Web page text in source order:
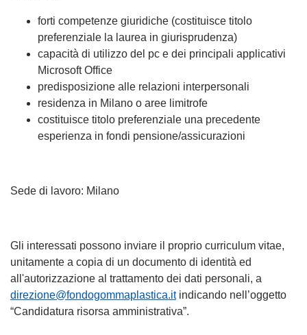
forti competenze giuridiche (costituisce titolo
preferenziale la laurea in giurisprudenza)
capacità di utilizzo del pc e dei principali applicativi
Microsoft Office
predisposizione alle relazioni interpersonali
residenza in Milano o aree limitrofe
costituisce titolo preferenziale una precedente
esperienza in fondi pensione/assicurazioni
Sede di lavoro: Milano
Gli interessati possono inviare il proprio curriculum vitae,
unitamente a copia di un documento di identità ed
all'autorizzazione al trattamento dei dati personali, a
direzione@fondogommaplastica.itindicando nell’oggetto
“Candidatura risorsa amministrativa”.